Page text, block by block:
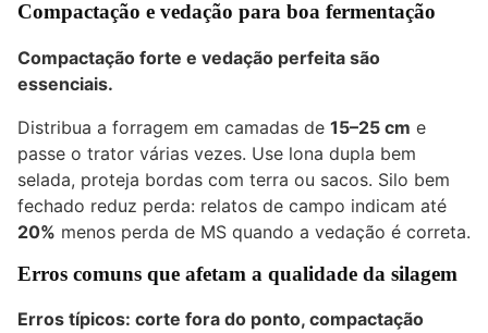
Compactação e vedação para boa fermentação
Compactação forte e vedação perfeita são
essenciais.
Distribua a forragem em camadas de 15–25 cm e
passe o trator várias vezes. Use lona dupla bem
selada, proteja bordas com terra ou sacos. Silo bem
fechado reduz perda: relatos de campo indicam até
20% menos perda de MS quando a vedação é correta.
Erros comuns que afetam a qualidade da silagem
Erros típicos: corte fora do ponto, compactação